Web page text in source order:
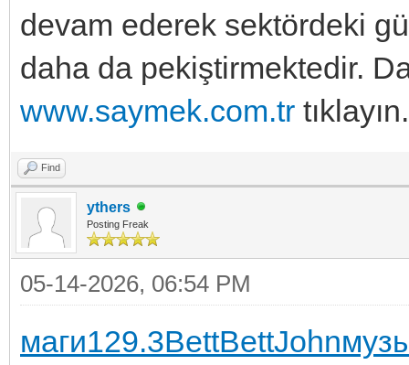
devam ederek sektördeki
daha da pekiştirmektedir.
www.saymek.com.tr tıklayın.
Find
ythers
Posting Freak
05-14-2026, 06:54 PM
маги129.3BettBettJohn